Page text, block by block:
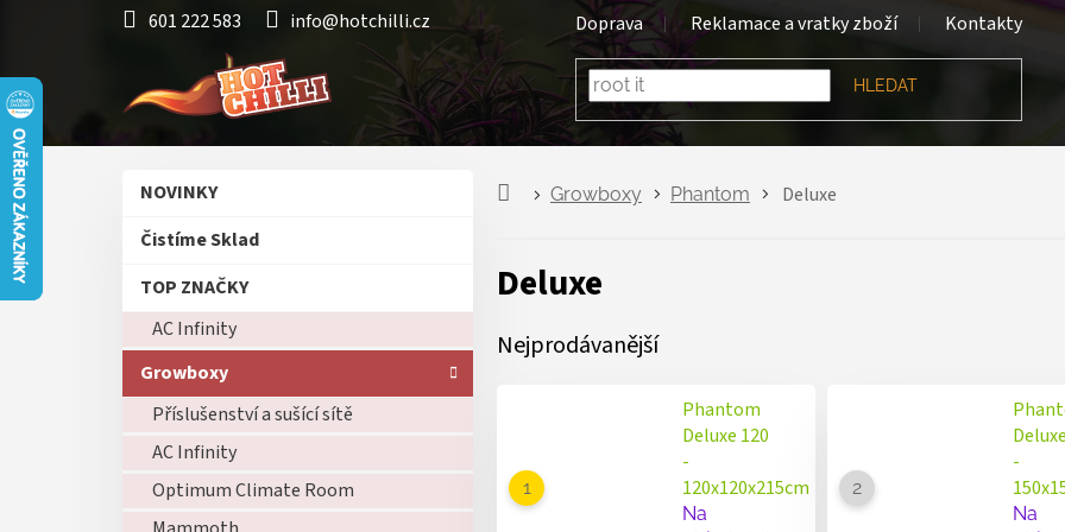
601 222 583 info@hotchilli.cz Doprava Reklamace a vratky zboží Kontakty
HLEDAT
a
í
Přeskočit
NOVINKY
Čistíme Sklad
TOP ZNAČKY
AC Infinity
Growboxy
Příslušenství a sušící sítě
AC Infinity
Optimum Climate Room
Growboxy Phantom Deluxe
Deluxe
Nejprodávanější
Phantom
Deluxe 120
-
120x120x215cm
Na
-
Na